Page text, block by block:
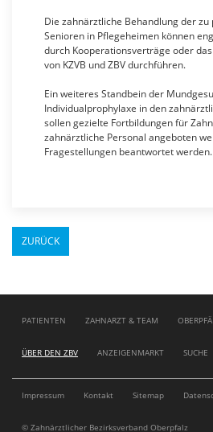
Die zahnärztliche Behandlung der
Senioren in Pflegeheimen können
durch Kooperationsverträge oder
von KZVB und ZBV durchführen.
Ein weiteres Standbein der
Individualprophylaxe in den
sollen gezielte Fortbildungen für
zahnärztliche Personal angeboten
Fragestellungen beantwortet werden.
ZURÜCK
überspringen
PATIENTEN ZAHNARZT & TEAM
ÜBER DEN ZBV ANZEIGENMARKT SUCHE
überspringen
Impressum Kontakt Sitemap
© Zahnärztlicher Bezirksverband Oberpfalz